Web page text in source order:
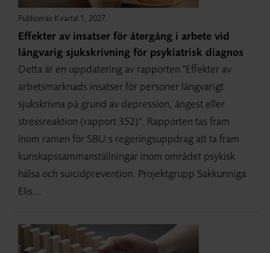
Publiceras Kvartal 1, 2027
Effekter av insatser för återgång i arbete vid
långvarig sjukskrivning för psykiatrisk diagnos
Detta är en uppdatering av rapporten "Effekter av
arbetsmarknads insatser för personer långvarigt
sjukskrivna på grund av depression, ångest eller
stressreaktion (rapport 352)". Rapporten tas fram
inom ramen för SBU:s regeringsuppdrag att ta fram
kunskapssammanställningar inom området psykisk
hälsa och suicidprevention. Projektgrupp Sakkunniga
Elis...